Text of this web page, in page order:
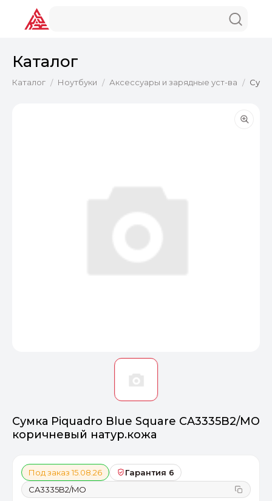
Каталог
Каталог / Ноутбуки / Аксессуары и зарядные уст-ва /
Сумка Piquadro Blue Square CA3335B2/MO
коричневый натур.кожа
Под заказ 15.08.26
Гарантия 6
CA3335B2/MO